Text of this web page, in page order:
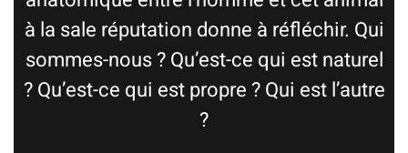
à la sale réputation donne à réfléchir. Qui
sommes-nous ? Qu’est-ce qui est naturel
? Qu’est-ce qui est propre ? Qui est l’autre
?